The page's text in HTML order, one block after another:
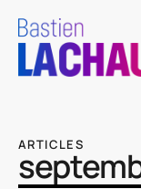
ARTICLES